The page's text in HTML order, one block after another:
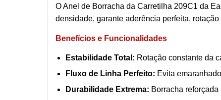
O Anel de Borracha da Carretilha 209C1 da
densidade, garante aderência perfeita,
Benefícios e Funcionalidades
Estabilidade Total: Rotação constante da
Fluxo de Linha Perfeito: Evita
Durabilidade Extrema: Borracha